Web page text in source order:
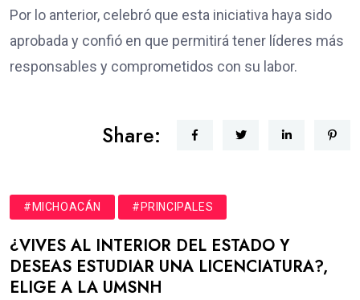
Por lo anterior, celebró que esta iniciativa haya sido
aprobada y confió en que permitirá tener líderes más
responsables y comprometidos con su labor.
Share:
#MICHOACÁN #PRINCIPALES
¿VIVES AL INTERIOR DEL ESTADO Y
DESEAS ESTUDIAR UNA LICENCIATURA?,
ELIGE A LA UMSNH